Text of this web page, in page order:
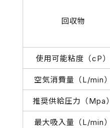
回収物
使用可能粘度（cP）
空気消費量（L/min）
推奨供給圧力（Mpa）
最大吸入量（L/min）